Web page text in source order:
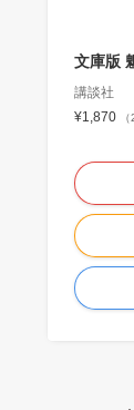
文庫版
講談社
¥1,870